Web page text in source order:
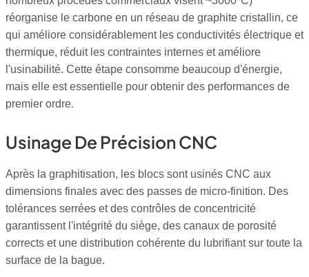
réorganise le carbone en un réseau de graphite cristallin, ce
qui améliore considérablement les conductivités électrique et
thermique, réduit les contraintes internes et améliore
l'usinabilité. Cette étape consomme beaucoup d'énergie,
mais elle est essentielle pour obtenir des performances de
premier ordre.
Usinage De Précision CNC
Après la graphitisation, les blocs sont usinés CNC aux
dimensions finales avec des passes de micro-finition. Des
tolérances serrées et des contrôles de concentricité
garantissent l'intégrité du siège, des canaux de porosité
corrects et une distribution cohérente du lubrifiant sur toute la
surface de la bague.